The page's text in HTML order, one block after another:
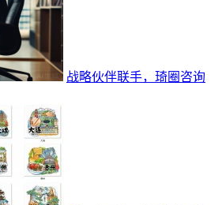
战略伙伴联手，琦圈咨询